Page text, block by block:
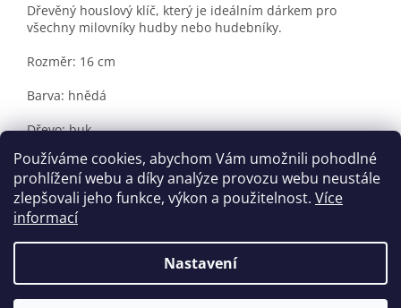
Používáme cookies, abychom Vám umožnili pohodlné
prohlížení webu a díky analýze provozu webu neustále
zlepšovali jeho funkce, výkon a použitelnost. Více
informací
Nastavení
Dřevěný houslový klíč, který je ideálním dárkem pro
všechny milovníky hudby nebo hudebníky.
Rozměr: 16 cm
Barva: hnědá
Dřevo: buk
Originální produkt, vyrobeno v ČR.
Vytvořil Shoptet